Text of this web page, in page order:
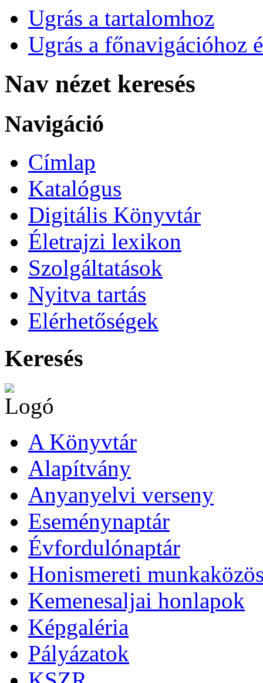
Ugrás a tartalomhoz
Ugrás a főnavigációhoz
Nav nézet keresés
Navigáció
Címlap
Katalógus
Digitális Könyvtár
Életrajzi lexikon
Szolgáltatások
Nyitva tartás
Elérhetőségek
Keresés
A Könyvtár
Alapítvány
Anyanyelvi verseny
Eseménynaptár
Évfordulónaptár
Honismereti
Kemenesaljai honlapok
Képgaléria
Pályázatok